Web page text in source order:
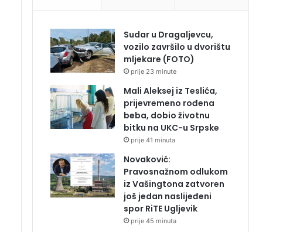
Sudar u Dragaljevcu,
vozilo završilo u dvorištu
mljekare (FOTO)
prije 23 minute
Mali Aleksej iz Teslića,
prijevremeno rođena
beba, dobio životnu
bitku na UKC-u Srpske
prije 41 minuta
Novaković:
Pravosnažnom odlukom
iz Vašingtona zatvoren
još jedan naslijeđeni
spor RiTE Ugljevik
prije 45 minuta